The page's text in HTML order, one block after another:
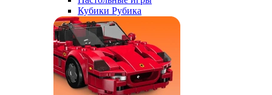
Кубики Рубика